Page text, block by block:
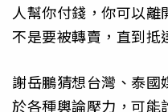
人幫你付錢，你可以
不是要被轉賣，直到抵
謝岳鵬猜想台灣、泰
於各種輿論壓力，可能